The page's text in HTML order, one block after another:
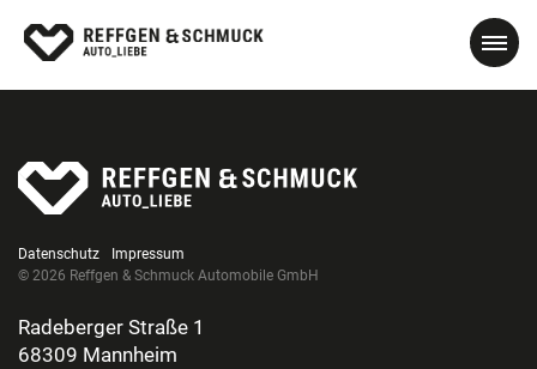
Datenschutz
Impressum
© 2026 Reffgen & Schmuck Automobile GmbH
Radeberger Straße 1
68309 Mannheim